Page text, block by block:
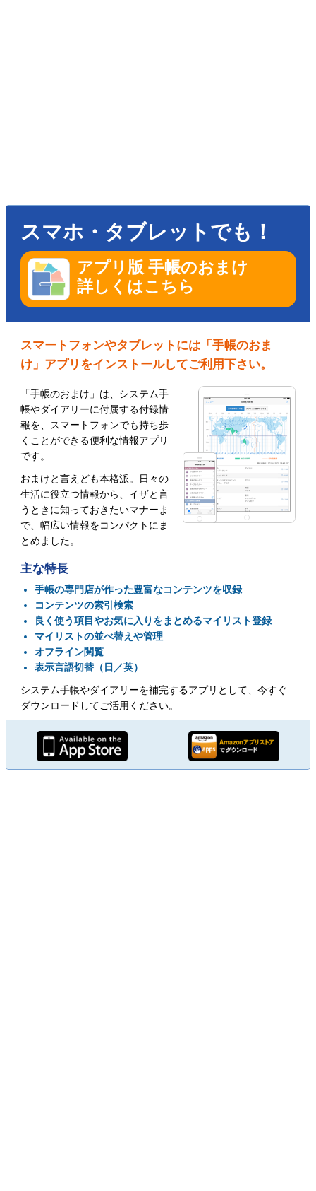
スマホ・タブレットでも！
アプリ版 手帳のおまけ
詳しくはこちら
スマートフォンやタブレットには「手帳のおま
け」アプリをインストールしてご利用下さい。
「手帳のおまけ」は、システム手
帳やダイアリーに付属する付録情
報を、スマートフォンでも持ち歩
くことができる便利な情報アプリ
です。
おまけと言えども本格派。日々の
生活に役立つ情報から、イザと言
うときに知っておきたいマナーま
で、幅広い情報をコンパクトにま
とめました。
主な特長
手帳の専門店が作った豊富なコンテンツを収録
コンテンツの索引検索
良く使う項目やお気に入りをまとめるマイリスト登録
マイリストの並べ替えや管理
オフライン閲覧
表示言語切替（日／英）
システム手帳やダイアリーを補完するアプリとして、今すぐ
ダウンロードしてご活用ください。